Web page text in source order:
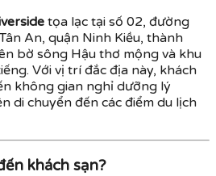
tọa lạc tại số 02, đường
An, quận Ninh Kiều, thành
bờ sông Hậu thơ mộng và khu
Với vị trí đắc địa này, khách
không gian nghỉ dưỡng lý
di chuyển đến các điểm du lịch
khách sạn?